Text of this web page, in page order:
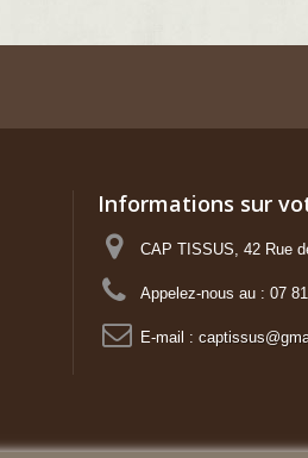
Informations sur
CAP TISSUS, 42 Rue
Appelez-nous au : 07
E-mail :